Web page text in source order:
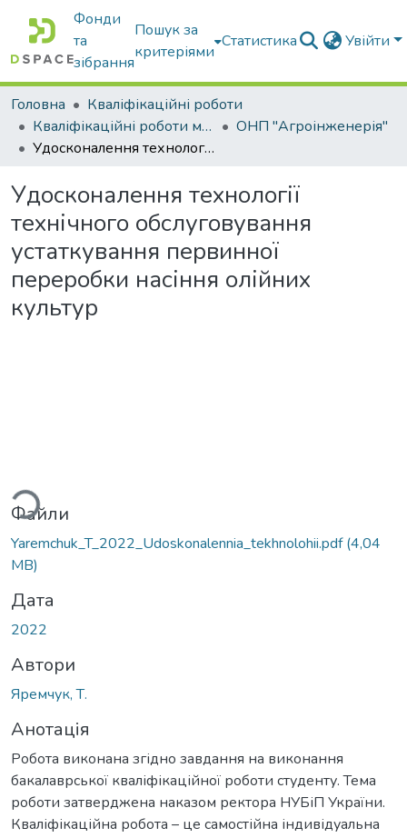
Фонди
та
зібрання
Пошук за
критеріями
Статистика Увійти
Головна
Кваліфікаційні роботи
Кваліфікаційні роботи магістрів
ОНП "Агроінженерія"
Удосконалення технології технічного обслуговування устаткування первинної переробки насіння олійних культур
Удосконалення технології
технічного обслуговування
устаткування первинної
переробки насіння олійних
культур
Файли
Yaremchuk_T_2022_Udoskonalennia_tekhnolohii.pdf(4,04
MB)
Дата
2022
Автори
Яремчук, Т.
Анотація
Робота виконана згідно завдання на виконання
бакалаврської кваліфікаційної роботи студенту. Тема
роботи затверджена наказом ректора НУБіП України.
Кваліфікаційна робота – це самостійна індивідуальна